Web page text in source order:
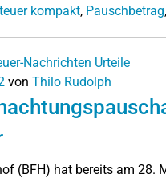
kompakt, Pauschbetrag,
Nachrichten Urteile
von Thilo Rudolph
(BFH) hat bereits am 28.